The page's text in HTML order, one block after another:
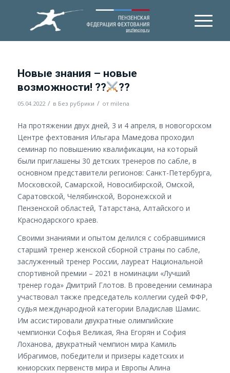
Новые знания – новые
возможности! ??
??
05.04.2022 / в Без рубрики / от milena
На протяжении двух дней, 3 и 4 апреля, в новогорском
Центре фехтования Ильгара Мамедова проходил
семинар по повышению квалификации, на который
были приглашены 30 детских тренеров по сабле, в
основном представители регионов: Санкт-Петербурга,
Московской, Самарской, Новосибирской, Омской,
Саратовской, Челябинской, Воронежской и
Пензенской областей, Татарстана, Алтайского и
Краснодарского краев.
Своими знаниями и опытом делился с собравшимися
старший тренер женской сборной страны по сабле,
заслуженный тренер России, лауреат Национальной
спортивной премии – 2021 в номинации «Лучший
тренер года» Дмитрий Глотов. В проведении семинара
участвовал также председатель коллегии судей ФФР,
судья международной категории Владислав Шамис.
Им ассистировали двукратные олимпийские
чемпионки Софья Великая, Яна Егорян и София
Лоханова, двукратный чемпион мира Камиль
Ибрагимов, победители и призеры кадетских и
юниорских первенств мира и Европы Алина